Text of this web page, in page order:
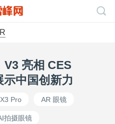
亮相 CES
中国创新力
Pro AR 眼镜
拍摄眼镜